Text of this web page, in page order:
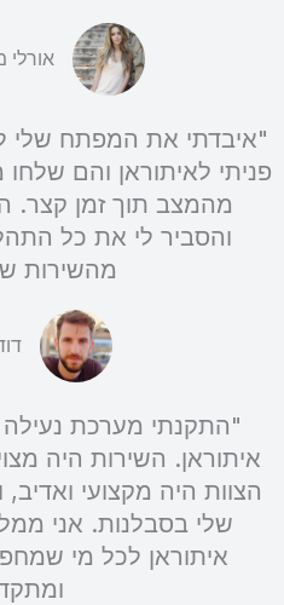
"איבדתי את המפתח שלי
פניתי לאיתוראן והם שלחו
מהמצב תוך זמן קצר.
והסביר לי את כל
מהשירות
"התקנתי מערכת
איתוראן. השירות היה
הצוות היה מקצועי
שלי בסבלנות. אני
איתוראן לכל מי